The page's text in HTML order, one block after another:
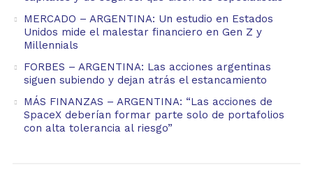
MERCADO – ARGENTINA: Un estudio en Estados
Unidos mide el malestar financiero en Gen Z y
Millennials
FORBES – ARGENTINA: Las acciones argentinas
siguen subiendo y dejan atrás el estancamiento
MÁS FINANZAS – ARGENTINA: “Las acciones de
SpaceX deberían formar parte solo de portafolios
con alta tolerancia al riesgo”